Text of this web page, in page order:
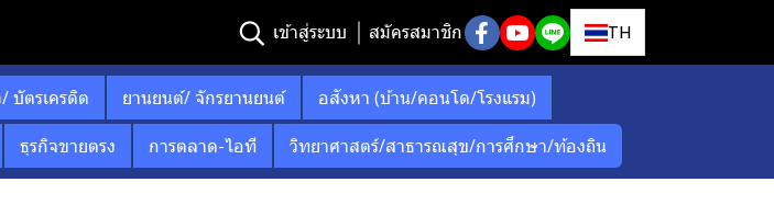
เข้าสู่ระบบ สมัครสมาชิก TH
บัตรเครดิต ยานยนต์/ จักรยานยนต์
อสังหา (บ้าน/คอนโด/โรงแรม)
ธุรกิจขายตรง การตลาด-ไอที วิทยาศาสตร์/สาธารณสุข/การศึกษา/ท้องถิน